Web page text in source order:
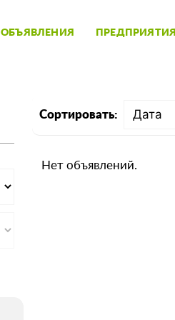
ОБЪЯВЛЕНИЯ ПРЕДПРИЯТИЯ
Сортировать:
Нет объявлений.